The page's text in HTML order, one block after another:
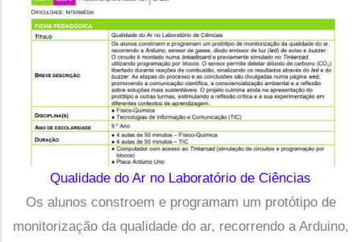
Qualidade do Ar no Laboratório de Ciências
Os alunos constroem e programam um protótipo de
monitorização da qualidade do ar, recorrendo a Arduino,